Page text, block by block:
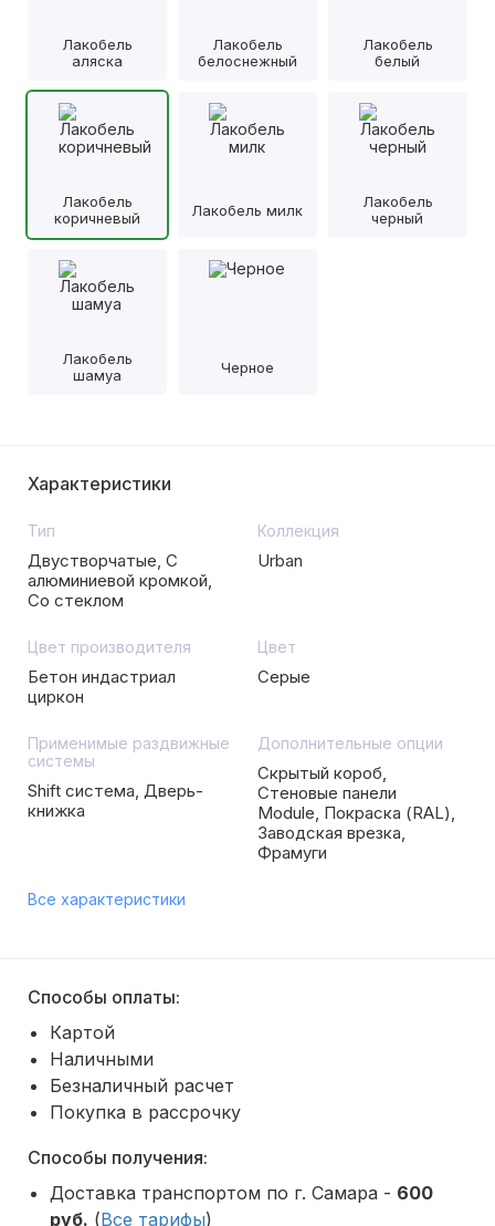
Лакобель
аляска
Лакобель
белоснежный
Лакобель
белый
Лакобель
коричневый
Лакобель милк
Лакобель
черный
Лакобель
шамуа
Черное
Характеристики
Тип
Двустворчатые, С
алюминиевой кромкой,
Со стеклом
Коллекция
Urban
Цвет производителя
Бетон индастриал
циркон
Цвет
Серые
Применимые раздвижные
системы
Shift система, Дверь-
книжка
Дополнительные опции
Скрытый короб,
Стеновые панели
Module, Покраска (RAL),
Заводская врезка,
Фрамуги
Все характеристики
Способы оплаты:
Картой
Наличными
Безналичный расчет
Покупка в рассрочку
Способы получения:
Доставка транспортом по г. Самара - 600
руб. (Все тарифы)